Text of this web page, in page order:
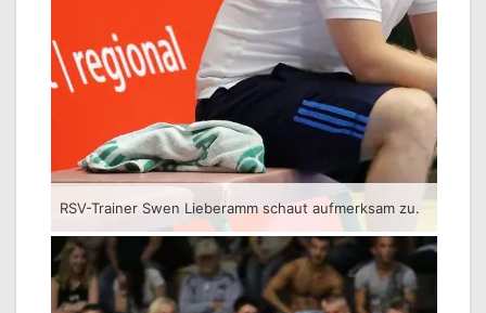
RSV-Trainer Swen Lieberamm schaut aufmerksam zu.